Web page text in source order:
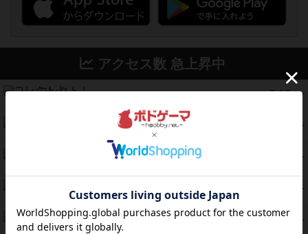
アクセス数 急上昇中
340 PT
コレクト！
PT
無限まちがいさがし
PT
ガルフストライク
PT
紹介文なし 1件の投稿
112 PT
1809
紹介文あり 1件の投稿